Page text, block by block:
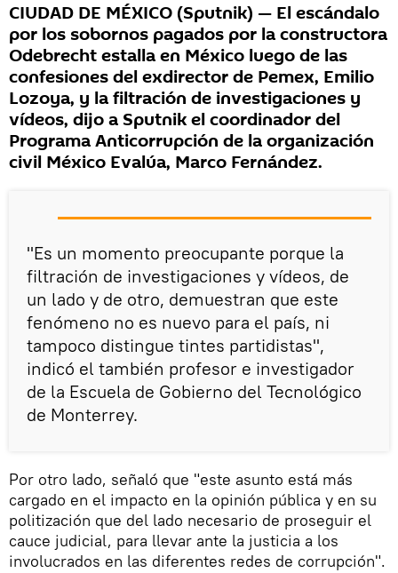
CIUDAD DE MÉXICO (Sputnik) — El escándalo
por los sobornos pagados por la constructora
Odebrecht estalla en México luego de las
confesiones del exdirector de Pemex, Emilio
Lozoya, y la filtración de investigaciones y
vídeos, dijo a Sputnik el coordinador del
Programa Anticorrupción de la organización
civil México Evalúa, Marco Fernández.
"Es un momento preocupante porque la
filtración de investigaciones y vídeos, de
un lado y de otro, demuestran que este
fenómeno no es nuevo para el país, ni
tampoco distingue tintes partidistas",
indicó el también profesor e investigador
de la Escuela de Gobierno del Tecnológico
de Monterrey.
Por otro lado, señaló que "este asunto está más
cargado en el impacto en la opinión pública y en su
politización que del lado necesario de proseguir el
cauce judicial, para llevar ante la justicia a los
involucrados en las diferentes redes de corrupción".